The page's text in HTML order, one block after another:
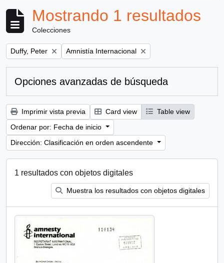
Mostrando 1 resultados
Colecciones
Remove filter:
Duffy, Peter Remove filter:
Amnistía Internacional
Opciones avanzadas de búsqueda
Imprimir vista previa Card view
Table view
Ordenar por: Fecha de inicio
Dirección: Clasificación en orden ascendente
1 resultados con objetos digitales
Muestra los resultados con objetos digitales